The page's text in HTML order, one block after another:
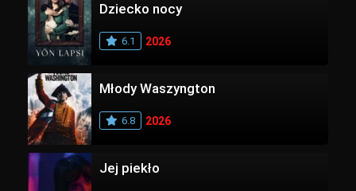
Dziecko nocy
6.1 2026
Młody Waszyngton
6.8 2026
Jej piekło